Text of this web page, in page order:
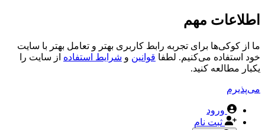
اطلاعات مهم
ما از کوکی‌ها برای تجربه رابط کاربری بهتر و تعامل بهتر با سایت
خود استفاده می‌کنیم. لطفا قوانین و شرایط استفاده از سایت را
یکبار مطالعه کنید.
می‌پذیرم
ورود
ثبت نام